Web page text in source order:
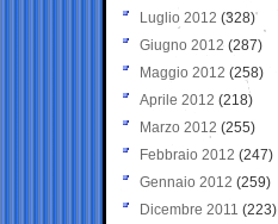
Luglio 2012 (328)
Giugno 2012 (287)
Maggio 2012 (258)
Aprile 2012 (218)
Marzo 2012 (255)
Febbraio 2012 (247)
Gennaio 2012 (259)
Dicembre 2011 (223)